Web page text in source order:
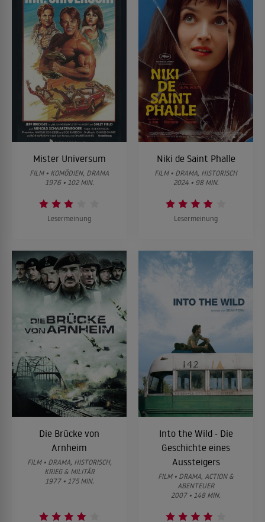
Mister Universum
FILM • KOMÖDIEN, DRAMA
1976 • 102 MIN.
Lesermeinung
Niki de Saint Phalle
FILM • DRAMA, HISTORISCH
2024 • 98 MIN.
Lesermeinung
Die Brücke von
Arnheim
FILM • DRAMA, HISTORISCH,
KRIEG & MILITÄR
1977 • 175 MIN.
Into the Wild - Die
Geschichte eines
Aussteigers
FILM • DRAMA, ACTION &
ABENTEUER
2007 • 148 MIN.